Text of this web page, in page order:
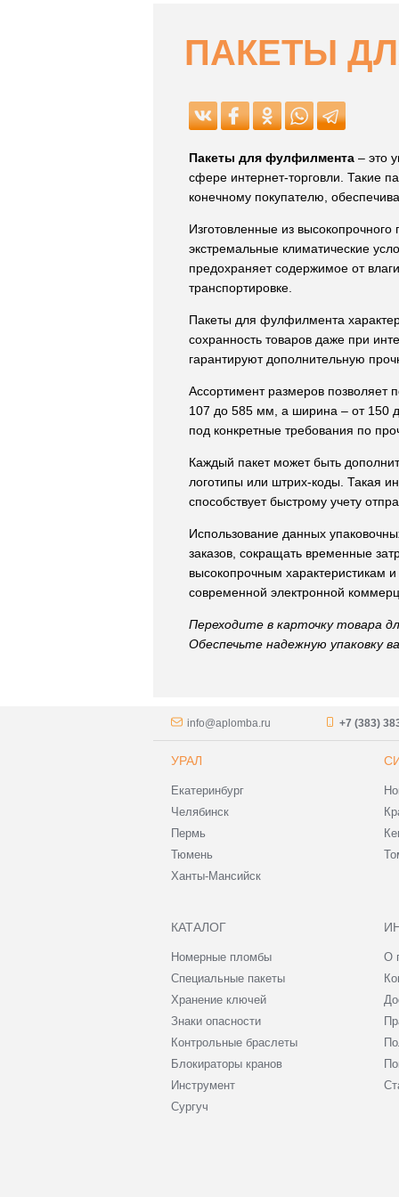
ПАКЕТЫ
Пакеты для фулфилмента – это
сфере интернет-торговли. Такие
конечному покупателю,
Изготовленные из
экстремальные климатические
предохраняет содержимое от
транспортировке.
Пакеты для фулфилмента
сохранность товаров даже при
гарантируют дополнительную
Ассортимент размеров позволяет
107 до 585 мм, а ширина – от 150
под конкретные требования по
Каждый пакет может быть
логотипы или штрих-коды. Такая
способствует быстрому учету
Использование данных
заказов, сокращать временные
высокопрочным характеристикам
современной электронной
Переходите в карточку товара
Обеспечьте надежную упаковку
info@aplomba.ru +7 (383)
УРАЛ
Екатеринбург
Челябинск
Пермь
Тюмень
Ханты-Мансийск
КАТАЛОГ
Номерные пломбы
Специальные пакеты
Хранение ключей
Знаки опасности
Контрольные браслеты
Блокираторы кранов
Инструмент
Сургуч
О